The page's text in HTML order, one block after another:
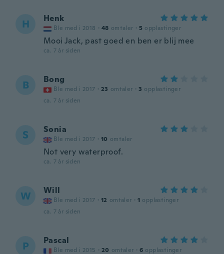
H Henk
Ble med i 2018 · 48 omtaler · 5 opplastinger
Mooi Jack, past goed en ben er blij mee
ca. 7 år siden
B Bong
Ble med i 2017 · 23 omtaler · 3 opplastinger
ca. 7 år siden
S Sonia
Ble med i 2017 · 10 omtaler
Not very waterproof.
ca. 7 år siden
W Will
Ble med i 2017 · 12 omtaler · 1 opplastinger
ca. 7 år siden
P Pascal
Ble med i 2015 · 20 omtaler · 6 opplastinger